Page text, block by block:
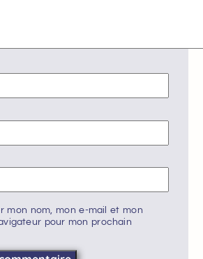
mon nom, mon e-mail et mon
pour mon prochain